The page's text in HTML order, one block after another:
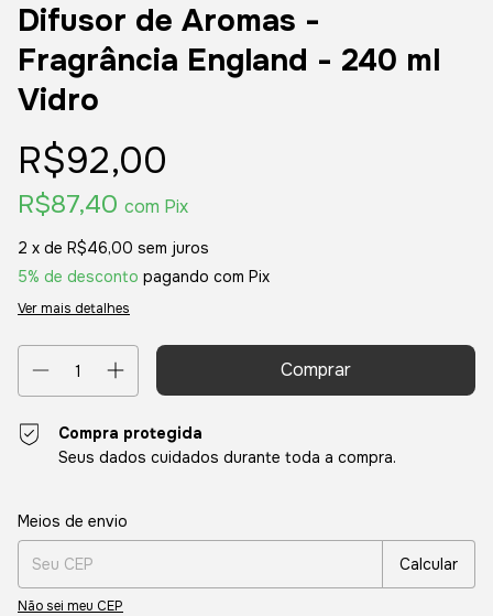
Difusor de Aromas -
Fragrância England - 240 ml
Vidro
R$92,00
R$87,40 com Pix
2 x de R$46,00 sem juros
5% de desconto pagando com Pix
Ver mais detalhes
Compra protegida
Seus dados cuidados durante toda a compra.
Entregas para o CEP:
Meios de envio
Calcular
Não sei meu CEP